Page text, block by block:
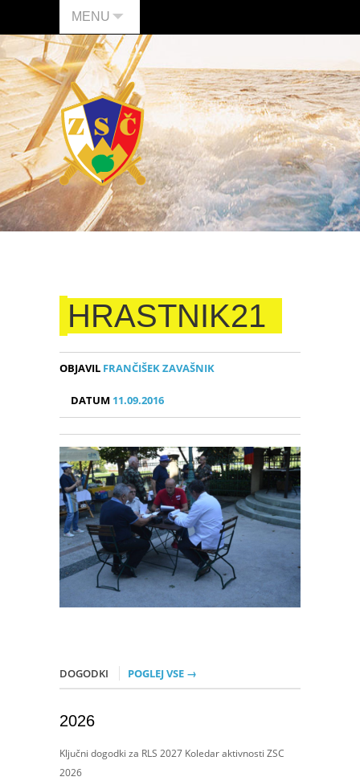
MENU
HRASTNIK21
OBJAVIL FRANČIŠEK ZAVAŠNIK
DATUM 11.09.2016
DOGODKI POGLEJ VSE →
2026
Ključni dogodki za RLS 2027 Koledar aktivnosti ZSC
2026